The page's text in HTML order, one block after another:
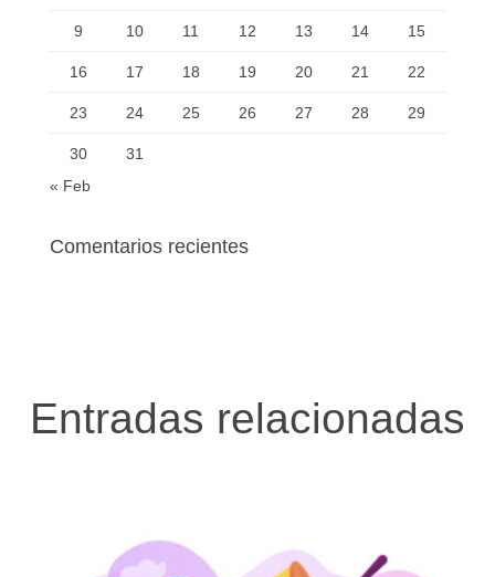
9 10 11 12 13 14 15
16 17 18 19 20 21 22
23 24 25 26 27 28 29
30
31
« Feb
Comentarios recientes
Entradas relacionadas